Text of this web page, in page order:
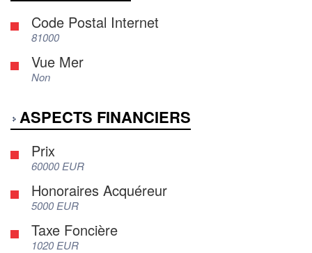
Code Postal Internet
81000
Vue Mer
Non
ASPECTS FINANCIERS
Prix
60000 EUR
Honoraires Acquéreur
5000 EUR
Taxe Foncière
1020 EUR